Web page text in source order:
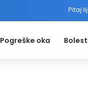
Pitaj
Pogreške oka